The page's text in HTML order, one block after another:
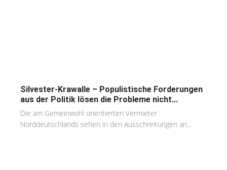
Silvester-Krawalle – Populistische Forderungen
aus der Politik lösen die Probleme nicht...
Die am Gemeinwohl orientierten Vermieter
Norddeutschlands sehen in den Ausschreitungen an...